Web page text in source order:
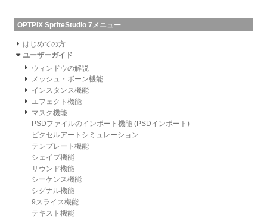
OPTPiX SpriteStudio 7メニュー
はじめての方
ユーザーガイド
ウィンドウの解説
メッシュ・ボーン機能
インスタンス機能
エフェクト機能
マスク機能
PSDファイルのインポート機能 (PSDインポート)
ピクセルアートシミュレーション
テンプレート機能
シェイプ機能
サウンド機能
シーケンス機能
シグナル機能
9スライス機能
テキスト機能